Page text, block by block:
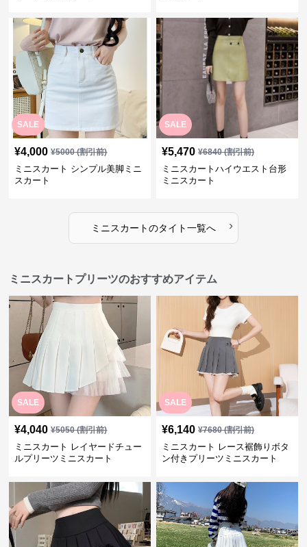
SALE
¥4,000 ¥5000(割引前)
ミニスカート シンプル美脚ミニ
スカート
SALE
¥5,470 ¥6840(割引前)
ミニスカートハイウエスト台形
ミニスカート
ミニスカートのタイト一覧へ ›
ミニスカートプリーツのおすすめアイテム
SALE
¥4,040 ¥5050(割引前)
ミニスカート レイヤードチュー
ルプリーツミニスカート
SALE
¥6,140 ¥7680(割引前)
ミニスカート レース裾飾りボタ
ン付きプリーツミニスカート